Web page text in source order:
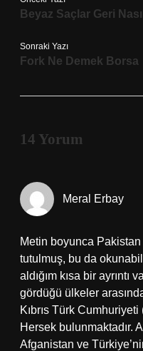
Beyaz Saçlar Geri
Sonraki Yazı
Fork Ne Demek Borsa
14 Yorum
Meral Erbay
Metin boyunca
tutulmuş, bu da
aldığım kısa bir ayrıntı
gördüğü ülkeler
Kıbrıs Türk
Hersek bulunmaktadır.
Afganistan ve